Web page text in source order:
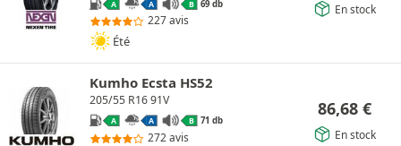
A A B 69 db
227 avis
Été
En stock
Kumho Ecsta HS52
205/55 R16 91V
A A B 71 db
272 avis
86,68 €
En stock